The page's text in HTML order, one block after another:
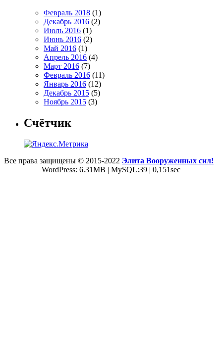
Февраль 2018 (1)
Декабрь 2016 (2)
Июль 2016 (1)
Июнь 2016 (2)
Май 2016 (1)
Апрель 2016 (4)
Март 2016 (7)
Февраль 2016 (11)
Январь 2016 (12)
Декабрь 2015 (5)
Ноябрь 2015 (3)
Счётчик
Все права защищены © 2015-2022 Элита Вооруженных сил!
WordPress: 6.31MB | MySQL:39 | 0,151sec